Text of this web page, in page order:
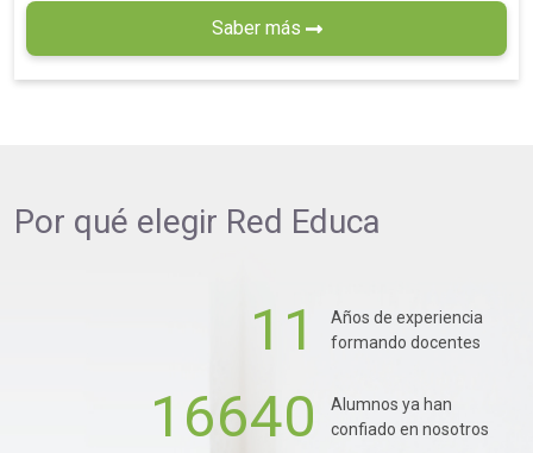
Saber más
Por qué elegir Red Educa
11
Años de experiencia
formando docentes
16640
Alumnos ya han
confiado en nosotros